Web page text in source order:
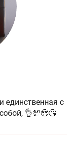
единственная с
👌💯😍😘